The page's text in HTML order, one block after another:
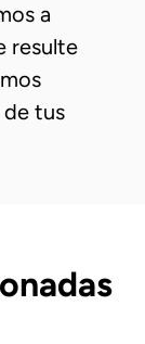
a
resulte
de tus